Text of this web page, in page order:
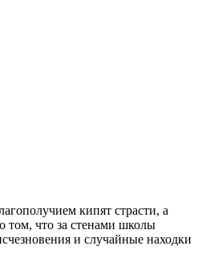
кипят страсти, а
том, что за стенами школы
и случайные находки